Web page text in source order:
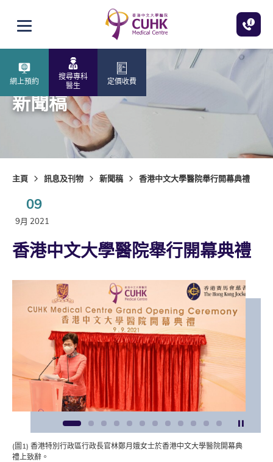
打開選單
網上預約
搜尋專科
醫生
定價收費
新聞稿
主頁 訊息及刊物 新聞稿 香港中文大學醫院舉行開幕典禮
09
9月 2021
香港中文大學醫院舉行開幕典禮
(圖1) 香港特別行政區行政長官林鄭月娥女士於香港中文大學醫院開幕典
禮上致辭。
1 2 3 4 5 6 7 8 9 10 11 12